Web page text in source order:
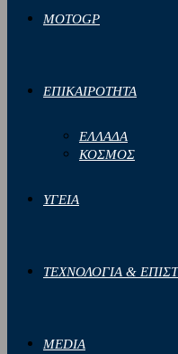
MOTOGP
ΕΠΙΚΑΙΡΟΤΗΤΑ
ΕΛΛΑΔΑ
ΚΟΣΜΟΣ
ΥΓΕΙΑ
ΤΕΧΝΟΛΟΓΙΑ &
MEDIA